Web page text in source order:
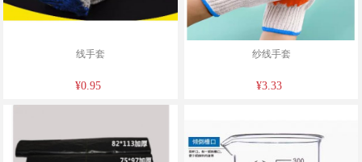
线手套
¥0.95
纱线手套
¥3.33